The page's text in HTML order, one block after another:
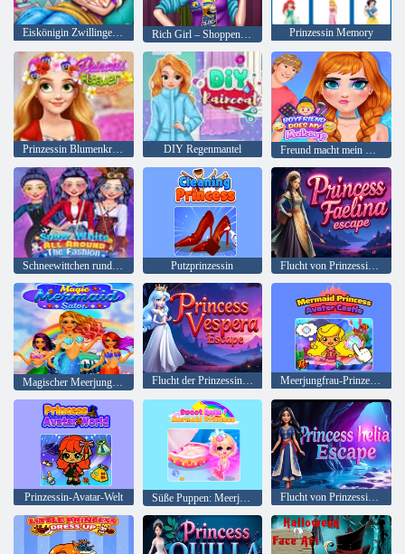
Eiskönigin Zwillinge Geburt Rich Girl – Shoppen für Reiche Prinzessin Memory
Prinzessin Blumenkrone DIY Regenmantel Freund macht mein Make-up
Schneewittchen rund um die Mode Putzprinzessin Flucht von Prinzessin Faelina
Flucht der Prinzessin Vespera Meerjungfrau-Prinzessin Avater Castle
Prinzessin-Avatar-Welt Süße Puppen: Meerjungfrauenprinzessin Flucht von Prinzessin Helia